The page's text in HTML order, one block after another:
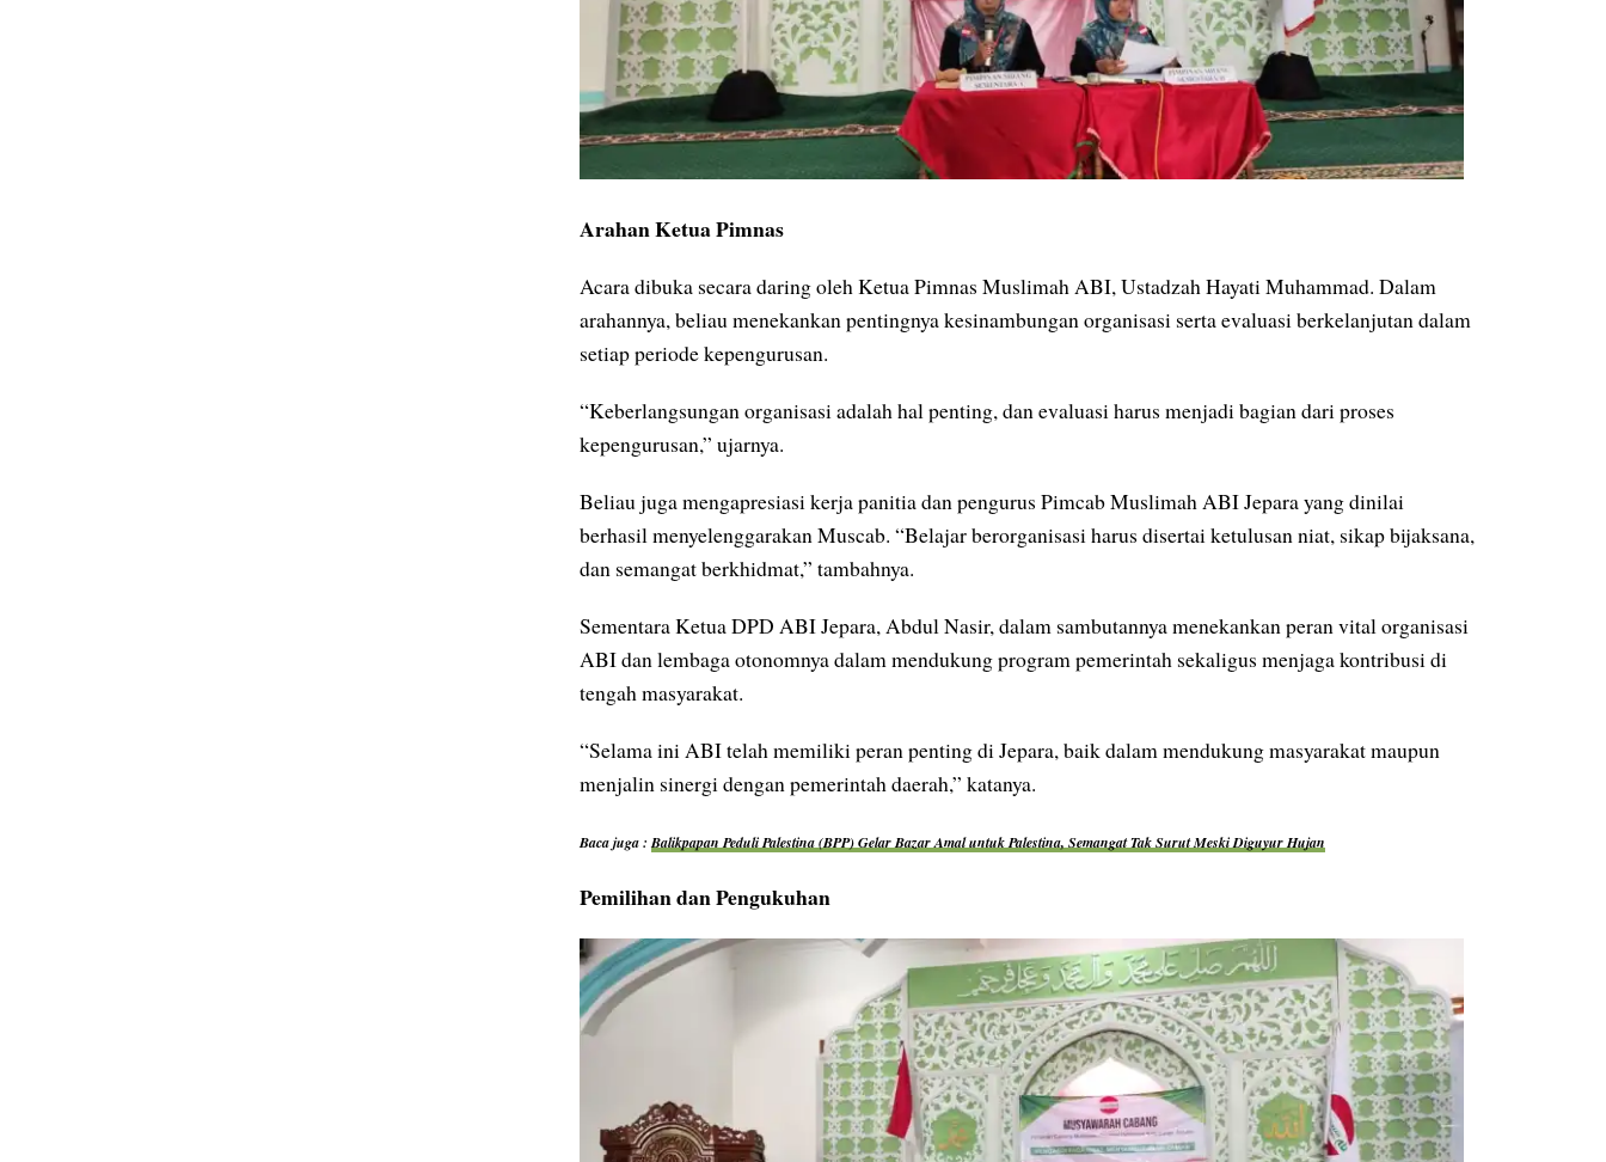
Arahan Ketua Pimnas
Acara dibuka secara daring oleh Ketua Pimnas Muslimah ABI, Ustadzah Hayati Muhammad. Dalam
arahannya, beliau menekankan pentingnya kesinambungan organisasi serta evaluasi berkelanjutan dalam
setiap periode kepengurusan.
“Keberlangsungan organisasi adalah hal penting, dan evaluasi harus menjadi bagian dari proses
kepengurusan,” ujarnya.
Beliau juga mengapresiasi kerja panitia dan pengurus Pimcab Muslimah ABI Jepara yang dinilai
berhasil menyelenggarakan Muscab. “Belajar berorganisasi harus disertai ketulusan niat, sikap bijaksana,
dan semangat berkhidmat,” tambahnya.
Sementara Ketua DPD ABI Jepara, Abdul Nasir, dalam sambutannya menekankan peran vital organisasi
ABI dan lembaga otonomnya dalam mendukung program pemerintah sekaligus menjaga kontribusi di
tengah masyarakat.
“Selama ini ABI telah memiliki peran penting di Jepara, baik dalam mendukung masyarakat maupun
menjalin sinergi dengan pemerintah daerah,” katanya.
Baca juga :Balikpapan Peduli Palestina (BPP) Gelar Bazar Amal untuk Palestina, Semangat Tak Surut Meski Diguyur Hujan
Pemilihan dan Pengukuhan